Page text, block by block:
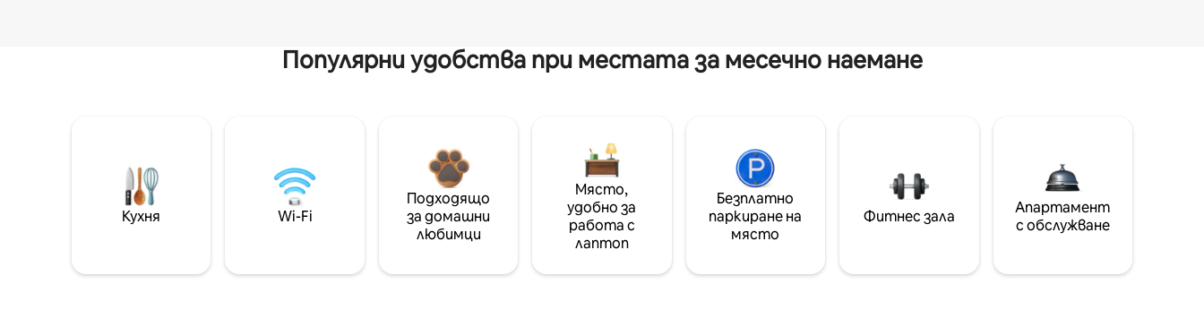
Популярни удобства при местата за месечно наемане
Кухня Wi-Fi
Подходящо
за домашни
любимци
Място,
удобно за
работа с
лаптоп
Безплатно
паркиране на
място
Фитнес зала
Апартамент
с обслужване